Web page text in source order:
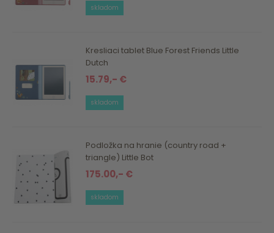
skladom
Kresliaci tablet Blue Forest Friends Little
Dutch
15.79,- €
skladom
Podložka na hranie (country road +
triangle) Little Bot
175.00,- €
skladom